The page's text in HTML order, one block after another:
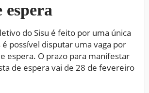
espera
do Sisu é feito por uma única
é possível disputar uma vaga por
espera. O prazo para manifestar
de espera vai de 28 de fevereiro